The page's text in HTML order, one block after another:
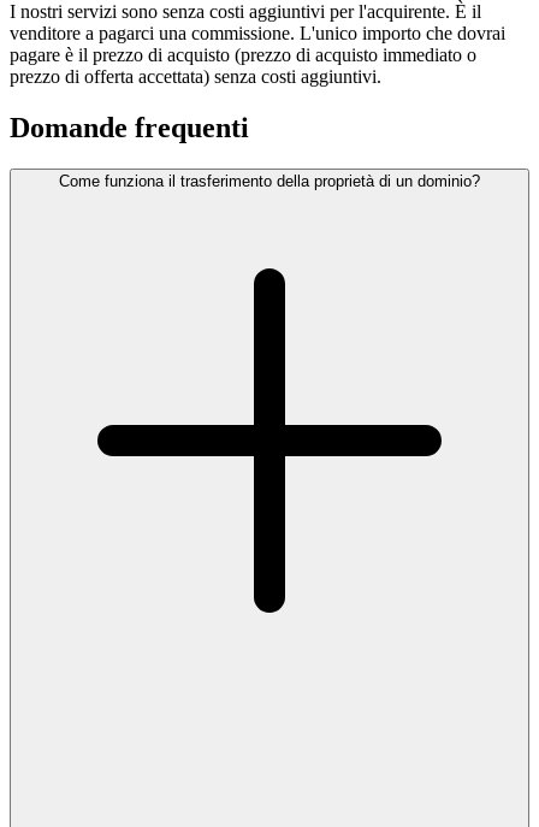
I nostri servizi sono senza costi aggiuntivi per l'acquirente. È il
venditore a pagarci una commissione. L'unico importo che dovrai
pagare è il prezzo di acquisto (prezzo di acquisto immediato o
prezzo di offerta accettata) senza costi aggiuntivi.
Domande frequenti
Come funziona il trasferimento della proprietà di un dominio?